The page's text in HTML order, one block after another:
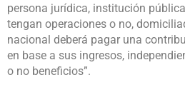
persona jurídica, institución
tengan operaciones o no,
nacional deberá pagar una
en base a sus ingresos,
o no beneficios”.